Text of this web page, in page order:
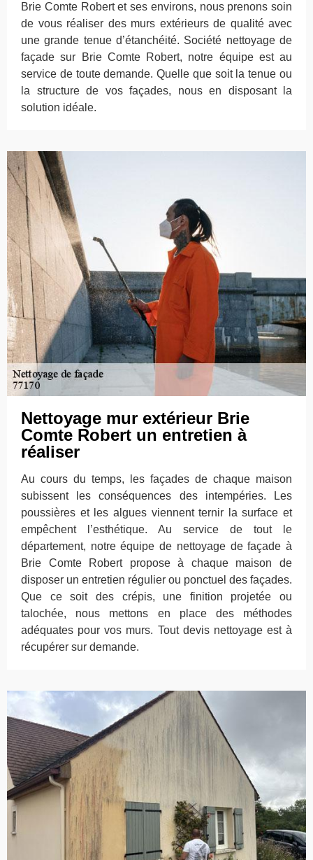
Brie Comte Robert et ses environs, nous prenons soin
de vous réaliser des murs extérieurs de qualité avec
une grande tenue d’étanchéité. Société nettoyage de
façade sur Brie Comte Robert, notre équipe est au
service de toute demande. Quelle que soit la tenue ou
la structure de vos façades, nous en disposant la
solution idéale.
Nettoyage mur extérieur Brie
Comte Robert un entretien à
réaliser
Au cours du temps, les façades de chaque maison
subissent les conséquences des intempéries. Les
poussières et les algues viennent ternir la surface et
empêchent l’esthétique. Au service de tout le
département, notre équipe de nettoyage de façade à
Brie Comte Robert propose à chaque maison de
disposer un entretien régulier ou ponctuel des façades.
Que ce soit des crépis, une finition projetée ou
talochée, nous mettons en place des méthodes
adéquates pour vos murs. Tout devis nettoyage est à
récupérer sur demande.